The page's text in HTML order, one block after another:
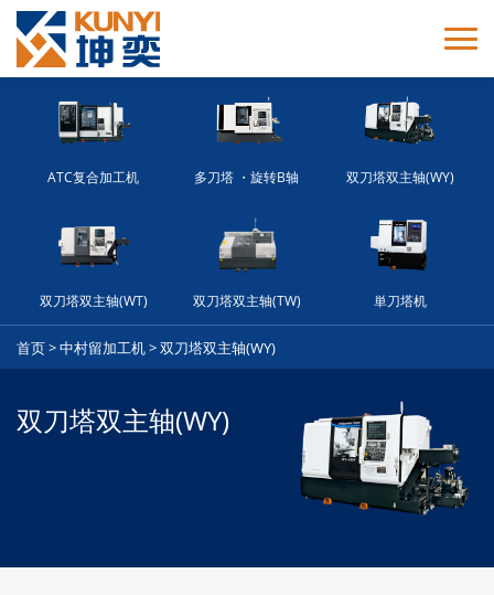
ATC复合加工机 多刀塔 ・旋转B轴 双刀塔双主轴(WY)
双刀塔双主轴(WT) 双刀塔双主轴(TW) 単刀塔机
首页>中村留加工机>双刀塔双主轴(WY)
双刀塔双主轴(WY)